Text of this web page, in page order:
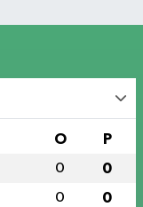
O P
0 0
0 0